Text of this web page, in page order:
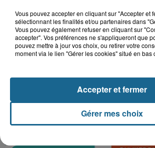
Gagnez vos entrées
Vous pouvez accepter en cliquant sur "Accepter et
sélectionnant les finalités et/ou partenaires dans
Vous pouvez également refuser en cliquant sur
accepter". Vos préférences ne s'appliqueront que
pouvez mettre à jour vos choix, ou retirer votre
moment via le lien "Gérer les cookies" situé en bas
Gérer mes choix
Accepter et fermer